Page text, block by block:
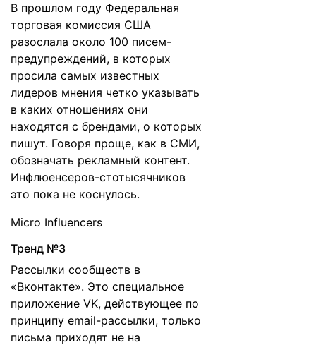
В прошлом году Федеральная
торговая комиссия США
разослала около 100 писем-
предупреждений, в которых
просила самых известных
лидеров мнения четко указывать
в каких отношениях они
находятся с брендами, о которых
пишут. Говоря проще, как в СМИ,
обозначать рекламный контент.
Инфлюенсеров-стотысячников
это пока не коснулось.
Micro Influencers
Тренд №3
Рассылки сообществ в
«Вконтакте». Это специальное
приложение VK, действующее по
принципу email-рассылки, только
письма приходят не на